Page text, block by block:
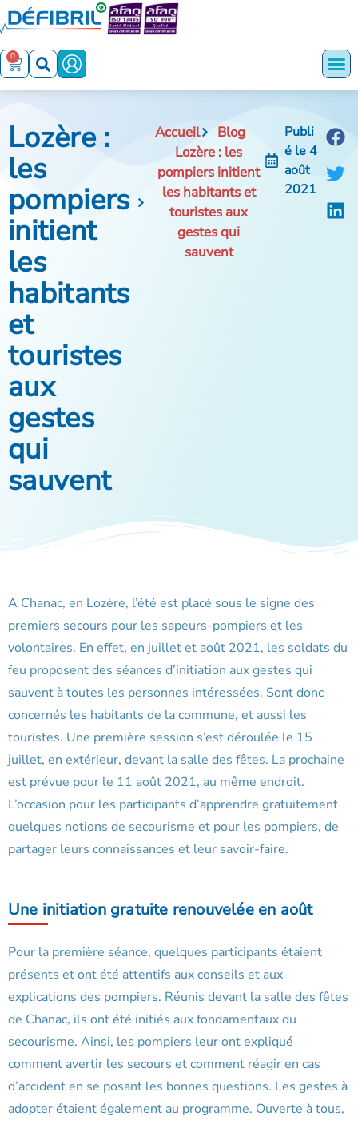
0
Lozère :
les
pompiers
initient
les
habitants
et
touristes
aux
gestes
qui
sauvent
Accueil
Blog
Lozère : les
pompiers initient
les habitants et
touristes aux
gestes qui
sauvent
Publi
é le4
août
2021
A Chanac, en Lozère, l’été est placé sous le signe des
premiers secours pour les sapeurs-pompiers et les
volontaires. En effet, en juillet et août 2021, les soldats du
feu proposent des séances d’initiation aux gestes qui
sauvent à toutes les personnes intéressées. Sont donc
concernés les habitants de la commune, et aussi les
touristes. Une première session s’est déroulée le 15
juillet, en extérieur, devant la salle des fêtes. La prochaine
est prévue pour le 11 août 2021, au même endroit.
L’occasion pour les participants d’apprendre gratuitement
quelques notions de secourisme et pour les pompiers, de
partager leurs connaissances et leur savoir-faire.
Une initiation gratuite renouvelée en août
Pour la première séance, quelques participants étaient
présents et ont été attentifs aux conseils et aux
explications des pompiers. Réunis devant la salle des fêtes
de Chanac, ils ont été initiés aux fondamentaux du
secourisme. Ainsi, les pompiers leur ont expliqué
comment avertir les secours et comment réagir en cas
d’accident en se posant les bonnes questions. Les gestes à
adopter étaient également au programme. Ouverte à tous,